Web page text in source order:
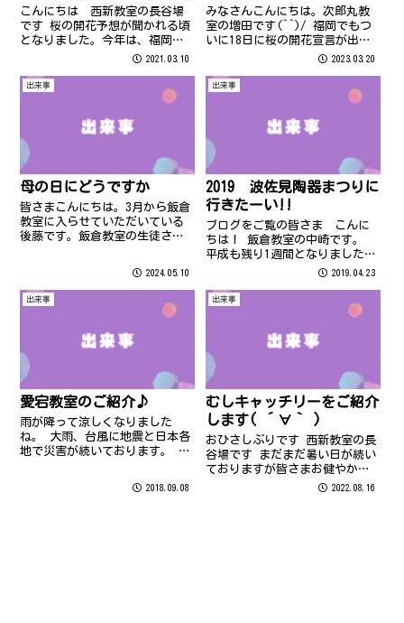
こんにちは 西新教室の長谷場
です 桜の開花予想が聞かれる頃
となりました。今年は、福岡
（と高知）が開花トップで3月13
2度目のお花見シーズン。まだま
だ自粛しながらのお花見になり
ス解消は...
2021.03.10
みなさんこんにちは。次郎丸教
室の増田です(^^)/ 福岡でもつ
いに18日に桜の開花宣言が出さ
れましたね～♪ 近所の桜の花も
2023.03.20
出来事
母の日にどうですか
皆さまこんにちは。3月から飯倉
教室に入らせていただいている
後藤です。飯倉教室の生徒さま
ただいております！どうぞよろ
しくお願いいたしますm(__)m
2024.05.10
出来事
2019 波佐見陶器まつりに
行きたーい!!
ブログをご覧の皆さま こんに
ちは！ 飯倉教室の中崎です。
平成も残り1週間となりました。
新しい「令和」の時代がもうす
ＧＷは10連休！！！！ ★パソコ
2019.04.23
出来事
愛宕教室のご紹介♪
雨が降って涼しくなりました
ね。 大雨、台風に地震と日本各
地で災害が続いております。 こ
とともに、 被災された皆様に心
2018.09.08
出来事
むしキャッチリーをご紹介
します( ´∀｀ )
おひさしぶりです 西新教室の長
谷場です まだまだ暑い日が続い
ておりますが皆さまお健やかに
お過ごしでしょうか 春から夏に
2022.08.16